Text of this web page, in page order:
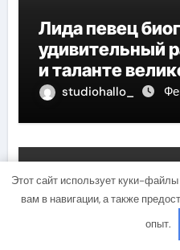
Лида певец
удивительный
и таланте
studiohallo_
Uncategorised
Этот сайт использует куки-
вам в навигации, а также
опыт.